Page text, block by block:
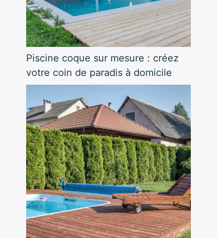
Piscine coque sur mesure : créez
votre coin de paradis à domicile